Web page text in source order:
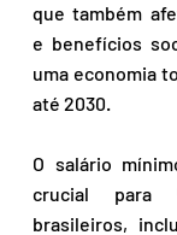
que também
e benefícios
uma economia
até 2030.
O salário
crucial para
brasileiros,